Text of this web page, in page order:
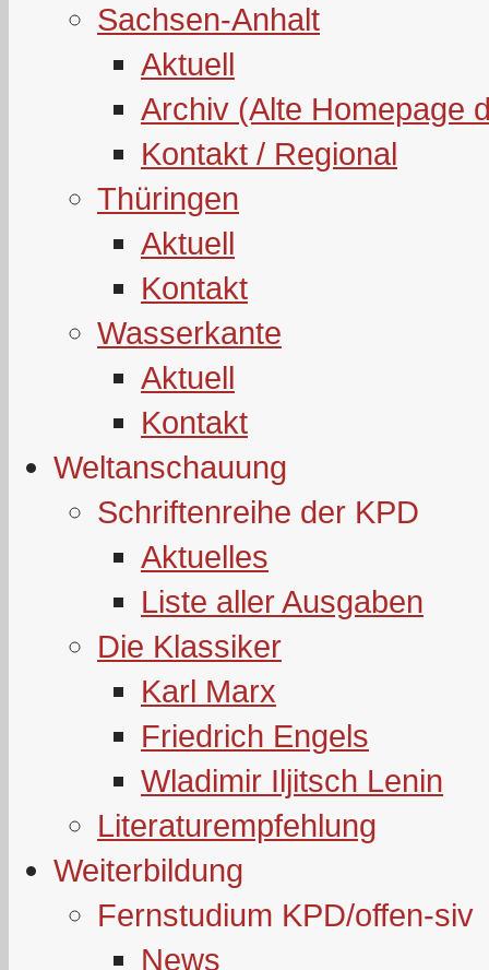
Sachsen-Anhalt
Aktuell
Archiv (Alte Homepage
Kontakt / Regional
Thüringen
Aktuell
Kontakt
Wasserkante
Aktuell
Kontakt
Weltanschauung
Schriftenreihe der KPD
Aktuelles
Liste aller Ausgaben
Die Klassiker
Karl Marx
Friedrich Engels
Wladimir Iljitsch Lenin
Literaturempfehlung
Weiterbildung
Fernstudium KPD/offen-siv
News